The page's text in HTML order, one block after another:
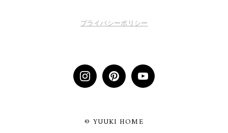
プライバシーポリシー
© YUUKI HOME